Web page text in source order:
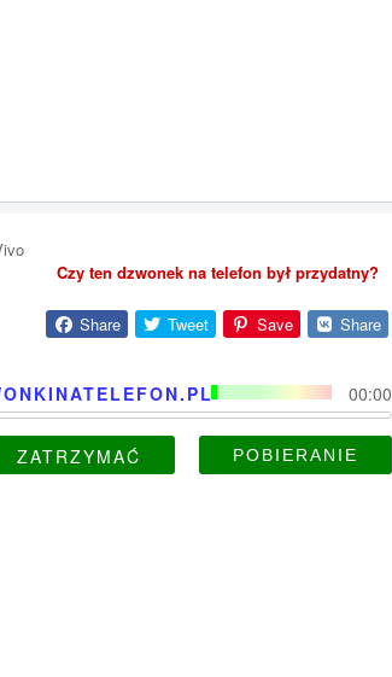
Czy ten dzwonek na telefon był przydatny?
Share Tweet Save Share
00:00
ZATRZYMAĆ